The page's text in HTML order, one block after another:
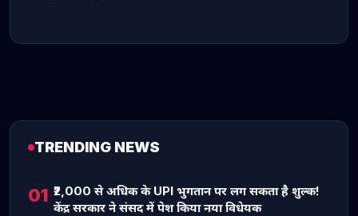
TRENDING NEWS
01 ₹2,000 से अधिक के UPI भुगतान पर लग सकता है शुल्क!
केंद्र सरकार ने संसद में पेश किया नया विधेयक